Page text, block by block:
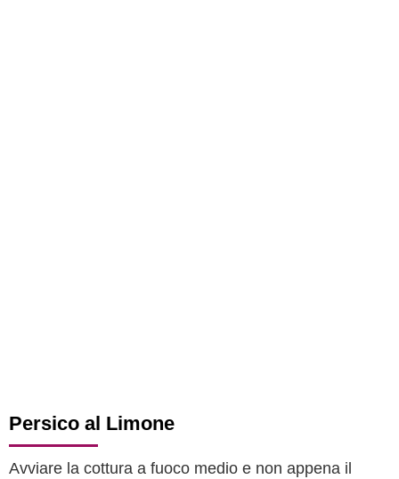
Persico al Limone
Avviare la cottura a fuoco medio e non appena il